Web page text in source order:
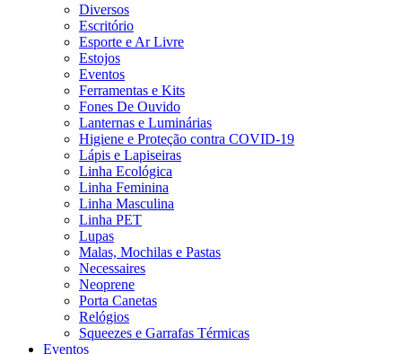
Diversos
Escritório
Esporte e Ar Livre
Estojos
Eventos
Ferramentas e Kits
Fones De Ouvido
Lanternas e Luminárias
Higiene e Proteção contra COVID-19
Lápis e Lapiseiras
Linha Ecológica
Linha Feminina
Linha Masculina
Linha PET
Lupas
Malas, Mochilas e Pastas
Necessaires
Neoprene
Porta Canetas
Relógios
Squeezes e Garrafas Térmicas
Eventos